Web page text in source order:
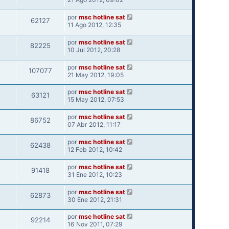
62127 por msc hotline sat
11 Ago 2012, 12:35
82225 por msc hotline sat
10 Jul 2012, 20:28
107077 por msc hotline sat
21 May 2012, 19:05
63121 por msc hotline sat
15 May 2012, 07:53
86752 por msc hotline sat
07 Abr 2012, 11:17
62438 por msc hotline sat
12 Feb 2012, 10:42
91418 por msc hotline sat
31 Ene 2012, 10:23
62873 por msc hotline sat
30 Ene 2012, 21:31
92214 por msc hotline sat
16 Nov 2011, 07:29